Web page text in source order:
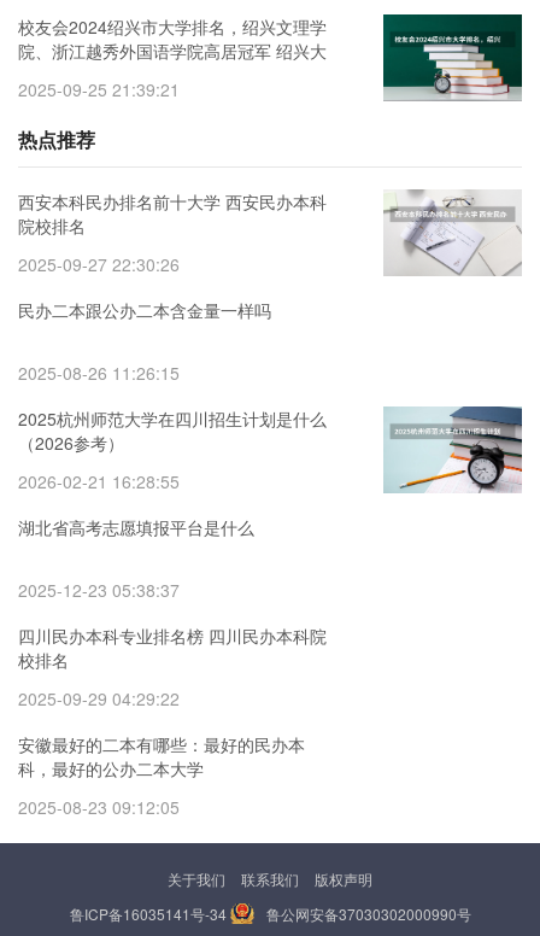
校友会2024绍兴市大学排名，绍兴文理学
院、浙江越秀外国语学院高居冠军 绍兴大
2025-09-25 21:39:21
热点推荐
西安本科民办排名前十大学 西安民办本科
院校排名
2025-09-27 22:30:26
民办二本跟公办二本含金量一样吗
2025-08-26 11:26:15
2025杭州师范大学在四川招生计划是什么
（2026参考）
2026-02-21 16:28:55
湖北省高考志愿填报平台是什么
2025-12-23 05:38:37
四川民办本科专业排名榜 四川民办本科院
校排名
2025-09-29 04:29:22
安徽最好的二本有哪些：最好的民办本
科，最好的公办二本大学
2025-08-23 09:12:05
关于我们 联系我们
版权声明
鲁ICP备16035141号-34
鲁公网安备37030302000990号